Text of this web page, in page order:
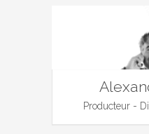
Producteur -